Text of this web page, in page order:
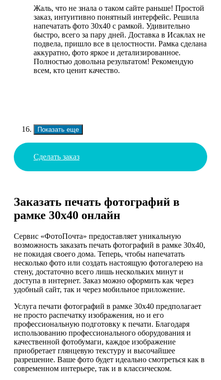
Жаль, что не знала о таком сайте раньше! Простой
заказ, интуитивно понятный интерфейс. Решила
напечатать фото 30х40 с рамкой. Удивительно
быстро, всего за пару дней. Доставка в Исаклах не
подвела, пришло все в целостности. Рамка сделана
аккуратно, фото яркое и детализированное.
Полностью довольна результатом! Рекомендую
всем, кто ценит качество.
Показать еще
Сделать заказ
Заказать печать фотографий в
рамке 30х40 онлайн
Сервис «ФотоПочта» предоставляет уникальную
возможность заказать печать фотографий в рамке 30х40,
не покидая своего дома. Теперь, чтобы напечатать
несколько фото или создать настоящую фотогалерею на
стену, достаточно всего лишь нескольких минут и
доступа в интернет. Заказ можно оформить как через
удобный сайт, так и через мобильное приложение.
Услуга печати фотографий в рамке 30х40 предполагает
не просто распечатку изображения, но и его
профессиональную подготовку к печати. Благодаря
использованию профессионального оборудования и
качественной фотобумаги, каждое изображение
приобретает глянцевую текстуру и высочайшее
разрешение. Ваше фото будет идеально смотреться как в
современном интерьере, так и в классическом.